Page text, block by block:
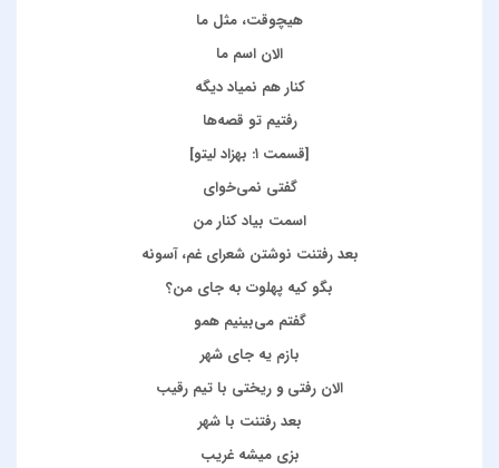
هیچوقت، مثل ما
الان اسم ما
کنار هم نمیاد دیگه
رفتیم تو قصه‌ها
[قسمت ۱: بهزاد لیتو]
گفتی نمی‌خوای
اسمت بیاد کنار من
بعد رفتنت نوشتن شعرای غم، آسونه
بگو کیه پهلوت به جای من؟
گفتم می‌بینیم همو
بازم یه جای شهر
الان رفتی و ریختی با تیم رقیب
بعد رفتنت با شهر
بزی میشه غریب